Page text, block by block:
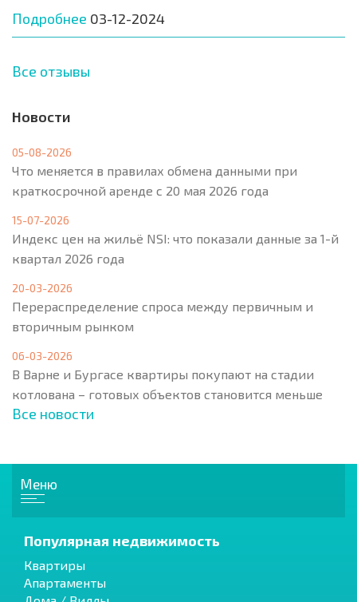
Подробнее 03-12-2024
Все отзывы
Новости
05-08-2026
Что меняется в правилах обмена данными при
краткосрочной аренде с 20 мая 2026 года
15-07-2026
Индекс цен на жильё NSI: что показали данные за 1-й
квартал 2026 года
20-03-2026
Перераспределение спроса между первичным и
вторичным рынком
06-03-2026
В Варне и Бургасе квартиры покупают на стадии
котлована – готовых объектов становится меньше
Все новости
Меню
Популярная недвижимость
Квартиры
Апартаменты